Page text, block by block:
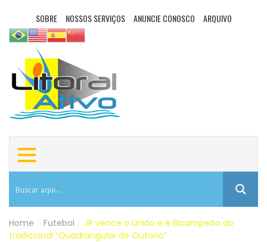
SOBRE NOSSOS SERVIÇOS ANUNCIE CONOSCO ARQUIVO
Home Futebol
JR vence o União e é Bicampeão do
tradicional “Quadrangular de Outono”